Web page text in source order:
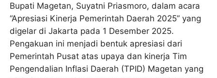
Bupati Magetan, Suyatni Priasmoro, dalam acara
“Apresiasi Kinerja Pemerintah Daerah 2025” yang
digelar di Jakarta pada 1 Desember 2025.
Pengakuan ini menjadi bentuk apresiasi dari
Pemerintah Pusat atas upaya dan kinerja Tim
Pengendalian Inflasi Daerah (TPID) Magetan yang